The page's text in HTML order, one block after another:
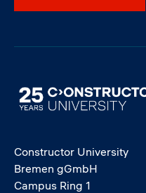
Image
Constructor University
Bremen gGmbH
Campus Ring 1